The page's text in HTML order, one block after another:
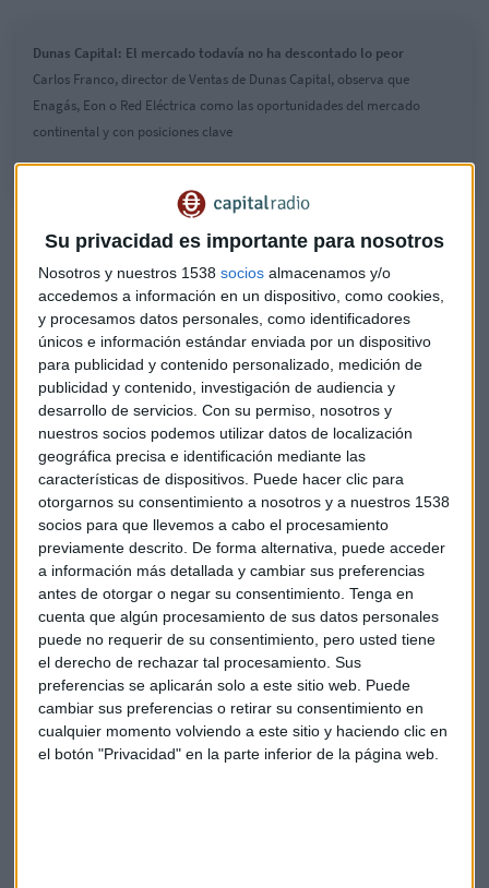
Su privacidad es importante para nosotros
Nosotros y nuestros 1538 socios almacenamos y/o
accedemos a información en un dispositivo, como cookies,
y procesamos datos personales, como identificadores
únicos e información estándar enviada por un dispositivo
para publicidad y contenido personalizado, medición de
publicidad y contenido, investigación de audiencia y
desarrollo de servicios. Con su permiso, nosotros y
nuestros socios podemos utilizar datos de localización
geográfica precisa e identificación mediante las
características de dispositivos. Puede hacer clic para
otorgarnos su consentimiento a nosotros y a nuestros 1538
socios para que llevemos a cabo el procesamiento
previamente descrito. De forma alternativa, puede acceder
a información más detallada y cambiar sus preferencias
antes de otorgar o negar su consentimiento. Tenga en
cuenta que algún procesamiento de sus datos personales
puede no requerir de su consentimiento, pero usted tiene
el derecho de rechazar tal procesamiento. Sus
preferencias se aplicarán solo a este sitio web. Puede
cambiar sus preferencias o retirar su consentimiento en
cualquier momento volviendo a este sitio y haciendo clic en
el botón "Privacidad" en la parte inferior de la página web.
Dunas Capital: El mercado todavía no ha descontado lo peor
Carlos Franco, director de Ventas de Dunas Capital, observa que
Enagás, Eon o Red Eléctrica como las oportunidades del mercado
continental y con posiciones clave
Conseguir rendimiento positivo y riesgo
controlado es posible con Dunas
Analizamos a fondo la estrategia de la gestora con
Carlos Franco, responsable de ventas de la gestora
quien considera que los movimientos del mercado
son "normales"
Capital Radio / / 2022-06-22
Toca preparar carteras para lo que resta de ejercicio y, en
este caso, en Dunas creen que existen"pocas
excepciones" en la bolsa europeaque logren esquivar el
mal tono del mercado.
"No está descontado lo peor", asegura el experto quien
considera que existe una realidad macroeconómica "muy